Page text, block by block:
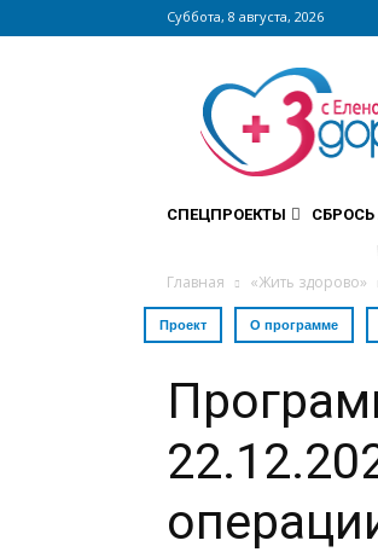
Суббота, 8 августа, 2026
Сайт
zdorovieinfo.ru
крупнейший
медицинский
интернет-
СПЕЦПРОЕКТЫ
Главная «Жить здорово»
Проект О программе